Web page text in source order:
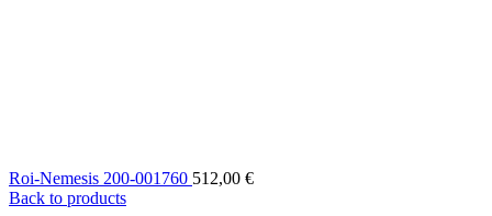
Roi-Nemesis 200-001760 512,00 €
Back to products